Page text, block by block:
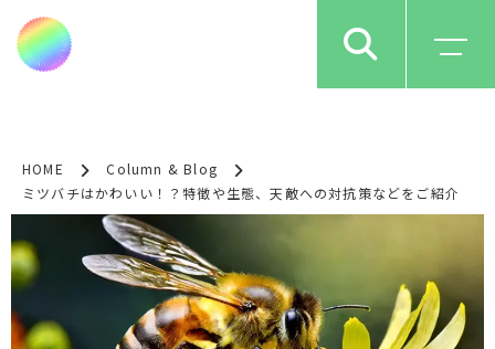
HOME
Column & Blog
ミツバチはかわいい！？特徴や生態、天敵への対抗策などをご紹介